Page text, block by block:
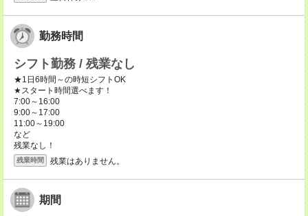
勤務時間
シフト勤務 / 残業なし
★1日6時間～の時短シフトOK
★スタート時間選べます！
7:00～16:00
9:00～17:00
11:00～19:00
など
残業なし！
残業時間 残業はありません。
期間